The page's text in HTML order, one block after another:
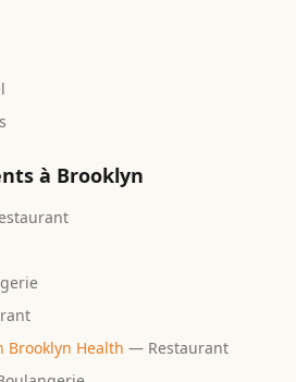
à Brooklyn
Brooklyn Health — Restaurant